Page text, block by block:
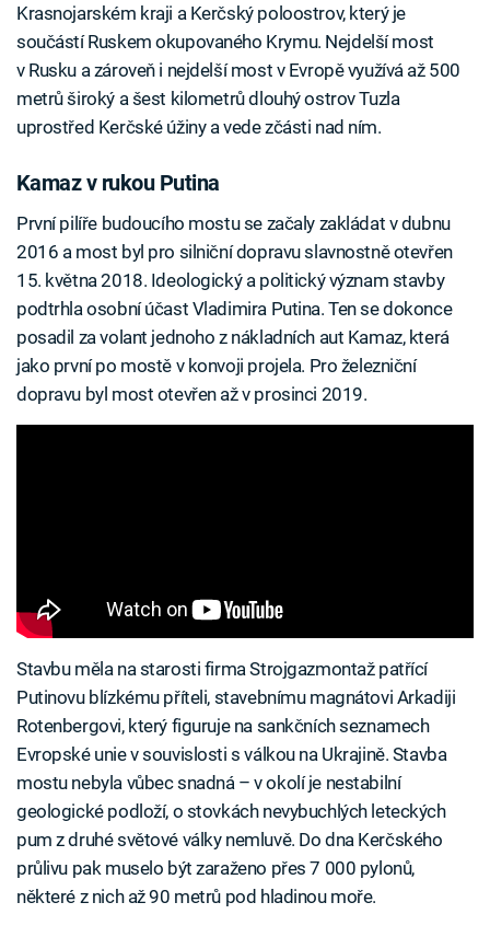
Krasnojarském kraji a Kerčský poloostrov, který je
součástí Ruskem okupovaného Krymu. Nejdelší most
v Rusku a zároveň i nejdelší most v Evropě využívá až 500
metrů široký a šest kilometrů dlouhý ostrov Tuzla
uprostřed Kerčské úžiny a vede zčásti nad ním.
Kamaz v rukou Putina
První pilíře budoucího mostu se začaly zakládat v dubnu
2016 a most byl pro silniční dopravu slavnostně otevřen
15. května 2018. Ideologický a politický význam stavby
podtrhla osobní účast Vladimira Putina. Ten se dokonce
posadil za volant jednoho z nákladních aut Kamaz, která
jako první po mostě v konvoji projela. Pro železniční
dopravu byl most otevřen až v prosinci 2019.
Stavbu měla na starosti firma Strojgazmontaž patřící
Putinovu blízkému příteli, stavebnímu magnátovi Arkadiji
Rotenbergovi, který figuruje na sankčních seznamech
Evropské unie v souvislosti s válkou na Ukrajině. Stavba
mostu nebyla vůbec snadná – v okolí je nestabilní
geologické podloží, o stovkách nevybuchlých leteckých
pum z druhé světové války nemluvě. Do dna Kerčského
průlivu pak muselo být zaraženo přes 7 000 pylonů,
některé z nich až 90 metrů pod hladinou moře.